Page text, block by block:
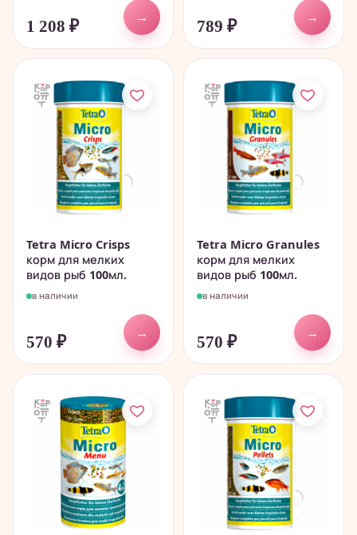
1 208 ₽
→
789 ₽
→
Tetra Micro Crisps
корм для мелких
видов рыб 100мл.
в наличии
570 ₽
→
Tetra Micro Granules
корм для мелких
видов рыб 100мл.
в наличии
570 ₽
→